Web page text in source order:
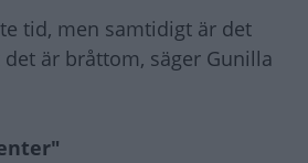
tid, men samtidigt är det
är bråttom, säger Gunilla